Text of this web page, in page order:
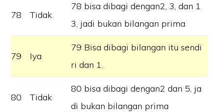
78 Tidak
78 bisa dibagi dengan2, 3, dan 1
3, jadi bukan bilangan prima
79 Iya
79 Bisa dibagi bilangan itu sendi
ri dan 1.
80 Tidak
80 bisa dibagi dengan2 dan 5, ja
di bukan bilangan prima